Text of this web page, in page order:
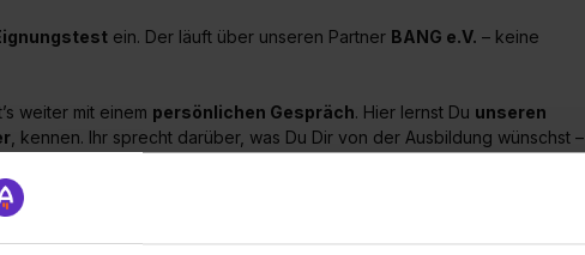
ein. Der läuft über unseren Partner BANG e.V. – keine
weiter mit einem persönlichen Gespräch. Hier lernst Du unseren
, kennen. Ihr sprecht darüber, was Du Dir von der Ausbildung wünschst –
durch unsere Produktion